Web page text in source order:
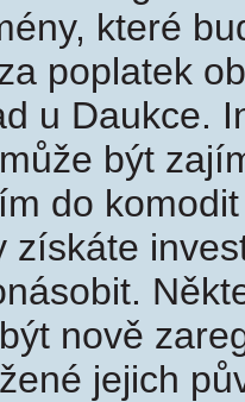
které
poplatek
u Daukce.
být
do
získáte
nově
jejich